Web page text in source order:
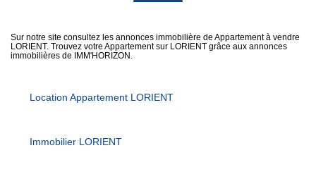
Qui Sommes-Nous
Créer une alerte
Sur notre site consultez les annonces immobilière de Appartement à vendre
LORIENT. Trouvez votre Appartement sur LORIENT grâce aux annonces
immobilières de IMM'HORIZON.
Location Appartement LORIENT
Immobilier LORIENT